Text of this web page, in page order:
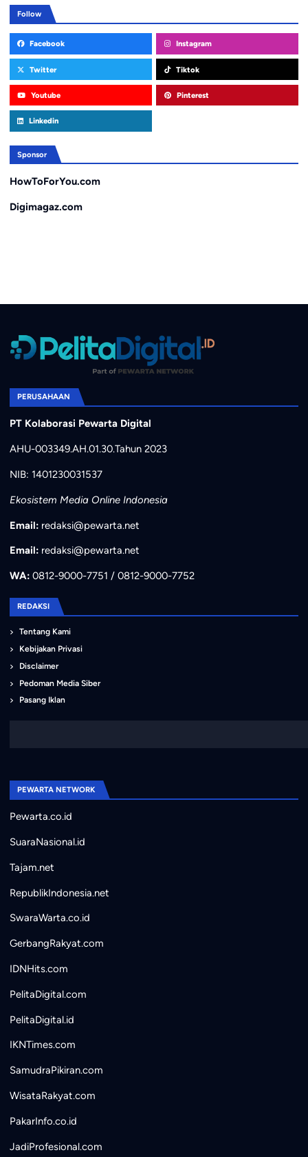
Follow
Facebook Instagram
Twitter Tiktok
Youtube Pinterest
Linkedin
Sponsor
HowToForYou.com
Digimagaz.com
PERUSAHAAN
PT Kolaborasi Pewarta Digital
AHU-003349.AH.01.30.Tahun 2023
NIB: 1401230031537
Ekosistem Media Online Indonesia
Email: redaksi@pewarta.net
Email: redaksi@pewarta.net
WA:0812-9000-7751 / 0812-9000-7752
REDAKSI
Tentang Kami
Kebijakan Privasi
Disclaimer
Pedoman Media Siber
Pasang Iklan
PEWARTA NETWORK
Pewarta.co.id
SuaraNasional.id
Tajam.net
RepublikIndonesia.net
SwaraWarta.co.id
GerbangRakyat.com
IDNHits.com
PelitaDigital.com
PelitaDigital.id
IKNTimes.com
SamudraPikiran.com
WisataRakyat.com
PakarInfo.co.id
JadiProfesional.com